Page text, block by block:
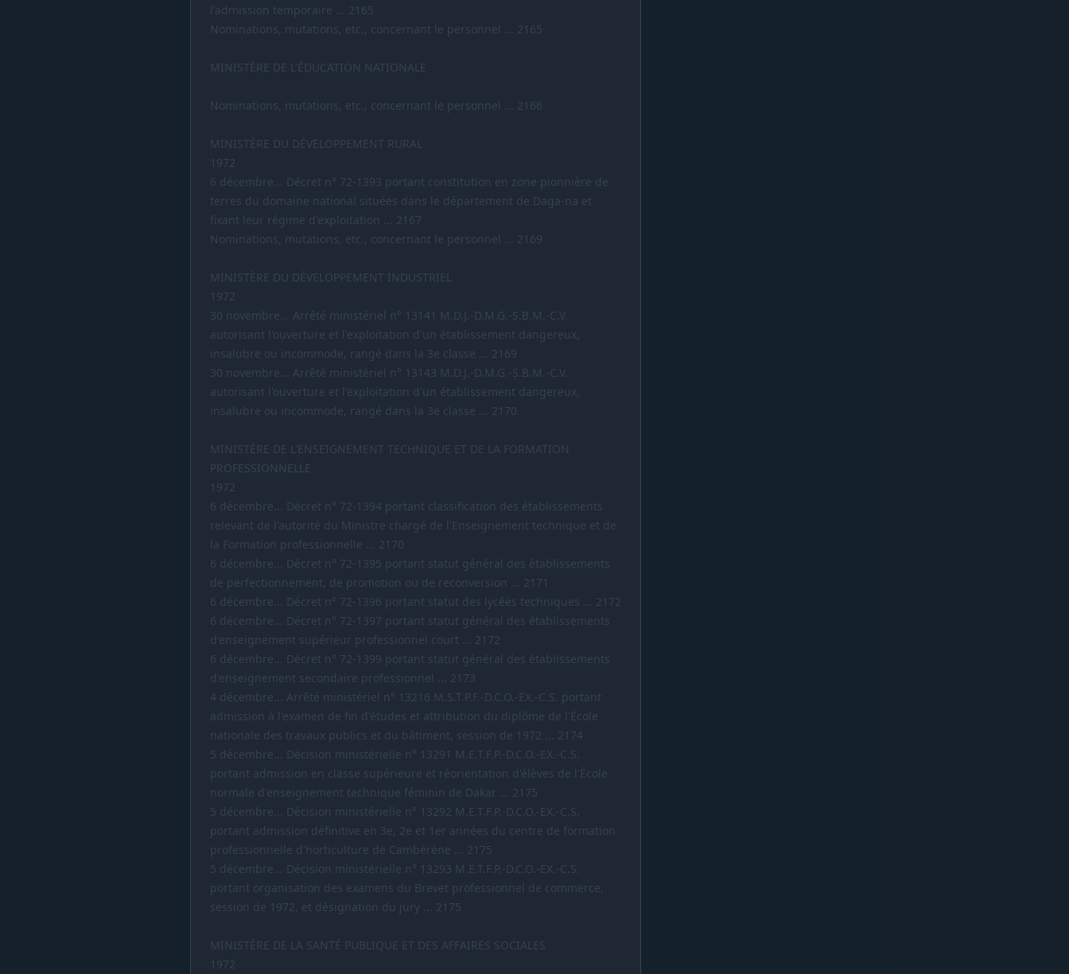
l'admission temporaire ... 2165
Nominations, mutations, etc., concernant le personnel ... 2165
MINISTÈRE DE L'ÉDUCATION NATIONALE
Nominations, mutations, etc., concernant le personnel ... 2166
MINISTÈRE DU DÉVELOPPEMENT RURAL
1972
6 décembre... Décret n° 72-1393 portant constitution en zone pionnière de
terres du domaine national situées dans le département de Daga-na et
fixant leur régime d'exploitation ... 2167
Nominations, mutations, etc., concernant le personnel ... 2169
MINISTÈRE DU DÉVELOPPEMENT INDUSTRIEL
1972
30 novembre... Arrêté ministériel n° 13141 M.D.J.-D.M.G.-S.B.M.-C.V.
autorisant l'ouverture et l'exploitation d'un établissement dangereux,
insalubre ou incommode, rangé dans la 3e classe ... 2169
30 novembre... Arrêté ministériel n° 13143 M.D.J.-D.M.G.-S.B.M.-C.V.
autorisant l'ouverture et l'exploitation d'un établissement dangereux,
insalubre ou incommode, rangé dans la 3e classe ... 2170
MINISTÈRE DE L'ENSEIGNEMENT TECHNIQUE ET DE LA FORMATION
PROFESSIONNELLE
1972
6 décembre... Décret n° 72-1394 portant classification des établissements
relevant de l'autorité du Ministre chargé de l'Enseignement technique et de
la Formation professionnelle ... 2170
6 décembre... Décret n° 72-1395 portant statut général des établissements
de perfectionnement, de promotion ou de reconversion ... 2171
6 décembre... Décret n° 72-1396 portant statut des lycées techniques ... 2172
6 décembre... Décret n° 72-1397 portant statut général des établissements
d'enseignement supérieur professionnel court ... 2172
6 décembre... Décret n° 72-1399 portant statut général des établissements
d'enseignement secondaire professionnel ... 2173
4 décembre... Arrêté ministériel n° 13216 M.S.T.P.F.-D.C.O.-EX.-C.S. portant
admission à l'examen de fin d'études et attribution du diplôme de l'École
nationale des travaux publics et du bâtiment, session de 1972 ... 2174
5 décembre... Décision ministérielle n° 13291 M.E.T.F.P.-D.C.O.-EX.-C.S.
portant admission en classe supérieure et réorientation d'élèves de l'École
normale d'enseignement technique féminin de Dakar ... 2175
5 décembre... Décision ministérielle n° 13292 M.E.T.F.P.-D.C.O.-EX.-C.S.
portant admission définitive en 3e, 2e et 1er années du centre de formation
professionnelle d'horticulture de Cambérène ... 2175
5 décembre... Décision ministérielle n° 13293 M.E.T.F.P.-D.C.O.-EX.-C.S.
portant organisation des examens du Brevet professionnel de commerce,
session de 1972, et désignation du jury ... 2175
MINISTÈRE DE LA SANTÉ PUBLIQUE ET DES AFFAIRES SOCIALES
1972